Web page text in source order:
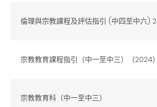
倫理與宗教課程及評估指引 (中四至中六)
宗教教育課程指引（中一至中三）（2024）
宗教教育科（中一至中三）